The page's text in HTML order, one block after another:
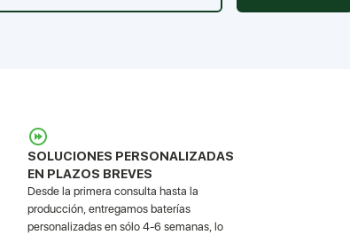
SOLUCIONES PERSONALIZADAS
EN PLAZOS BREVES
Desde la primera consulta hasta la
producción, entregamos baterías
personalizadas en sólo 4-6 semanas, lo